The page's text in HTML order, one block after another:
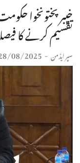
خیبرپختونخوا
تقسیم کرنے کا
سپر ایڈمن -
08/2025